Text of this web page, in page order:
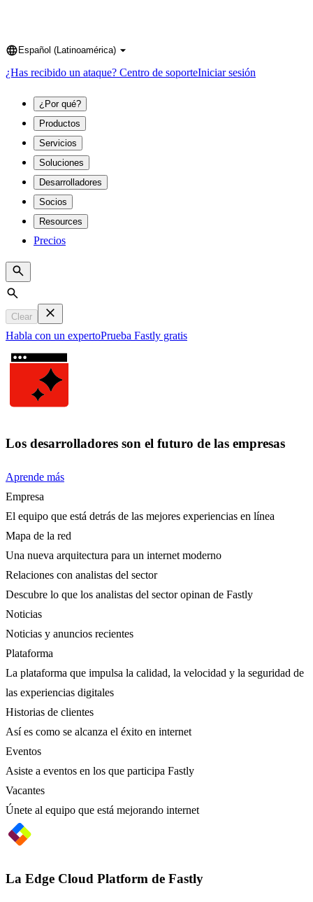
Language
Español (Latinoamérica)
¿Has recibido un ataque? Centro de soporteIniciar sesión
¿Por qué?
Productos
Servicios
Soluciones
Desarrolladores
Socios
Resources
Precios
Search
Clear
Habla con un expertoPrueba Fastly gratis
Los desarrolladores son el futuro de las empresas
Aprende más
Empresa
El equipo que está detrás de las mejores experiencias en línea
Mapa de la red
Una nueva arquitectura para un internet moderno
Relaciones con analistas del sector
Descubre lo que los analistas del sector opinan de Fastly
Noticias
Noticias y anuncios recientes
Plataforma
La plataforma que impulsa la calidad, la velocidad y la seguridad de
las experiencias digitales
Historias de clientes
Así es como se alcanza el éxito en internet
Eventos
Asiste a eventos en los que participa Fastly
Vacantes
Únete al equipo que está mejorando internet
La Edge Cloud Platform de Fastly